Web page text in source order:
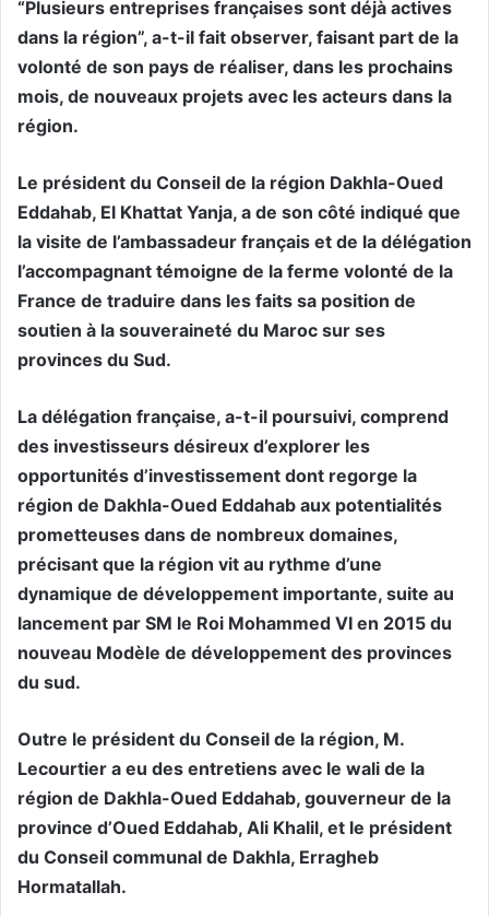
“Plusieurs entreprises françaises sont déjà actives
dans la région”, a-t-il fait observer, faisant part de la
volonté de son pays de réaliser, dans les prochains
mois, de nouveaux projets avec les acteurs dans la
région.
Le président du Conseil de la région Dakhla-Oued
Eddahab, El Khattat Yanja, a de son côté indiqué que
la visite de l’ambassadeur français et de la délégation
l’accompagnant témoigne de la ferme volonté de la
France de traduire dans les faits sa position de
soutien à la souveraineté du Maroc sur ses
provinces du Sud.
La délégation française, a-t-il poursuivi, comprend
des investisseurs désireux d’explorer les
opportunités d’investissement dont regorge la
région de Dakhla-Oued Eddahab aux potentialités
prometteuses dans de nombreux domaines,
précisant que la région vit au rythme d’une
dynamique de développement importante, suite au
lancement par SM le Roi Mohammed VI en 2015 du
nouveau Modèle de développement des provinces
du sud.
Outre le président du Conseil de la région, M.
Lecourtier a eu des entretiens avec le wali de la
région de Dakhla-Oued Eddahab, gouverneur de la
province d’Oued Eddahab, Ali Khalil, et le président
du Conseil communal de Dakhla, Erragheb
Hormatallah.